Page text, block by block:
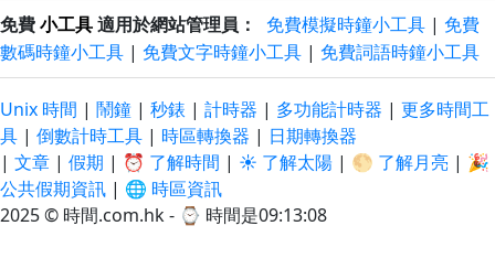
免費小工具適用於網站管理員： 免費模擬時鐘小工具 | 免費
數碼時鐘小工具 | 免費文字時鐘小工具 | 免費詞語時鐘小工具
Unix 時間 | 鬧鐘 | 秒錶 | 計時器 | 多功能計時器 | 更多時間工
具 | 倒數計時工具 | 時區轉換器 | 日期轉換器
| 文章 | 假期 | ⏰ 了解時間 | ☀️ 了解太陽 | 🌕 了解月亮 | 🎉
公共假期資訊 | 🌐 時區資訊
2025 © 時間.com.hk - ⌚ 時間是09:13:08